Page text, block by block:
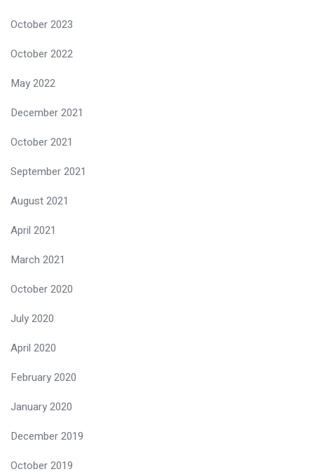
October 2023
October 2022
May 2022
December 2021
October 2021
September 2021
August 2021
April 2021
March 2021
October 2020
July 2020
April 2020
February 2020
January 2020
December 2019
October 2019